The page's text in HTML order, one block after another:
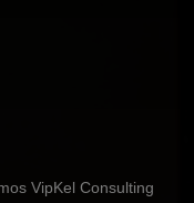
VipKel Consulting